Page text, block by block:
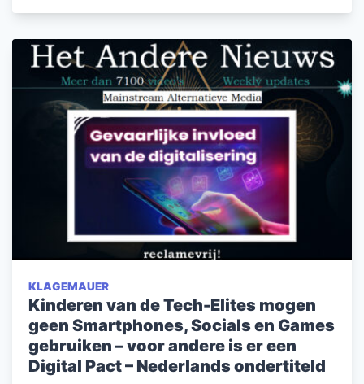
KLAGEMAUER
Kinderen van de Tech-Elites mogen
geen Smartphones, Socials en Games
gebruiken – voor andere is er een
Digital Pact – Nederlands ondertiteld